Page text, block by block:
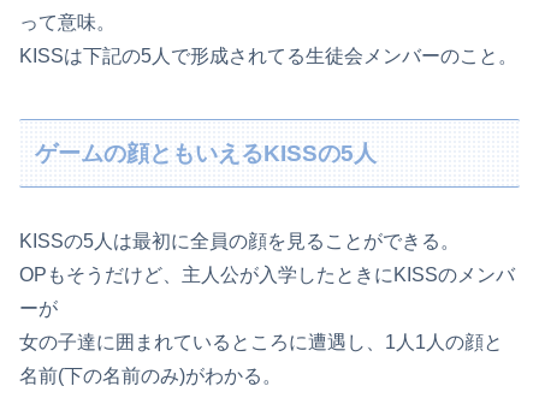
って意味。
KISSは下記の5人で形成されてる生徒会メンバーのこと。
ゲームの顔ともいえるKISSの5人
KISSの5人は最初に全員の顔を見ることができる。
OPもそうだけど、主人公が入学したときにKISSのメンバ
ーが
女の子達に囲まれているところに遭遇し、1人1人の顔と
名前(下の名前のみ)がわかる。